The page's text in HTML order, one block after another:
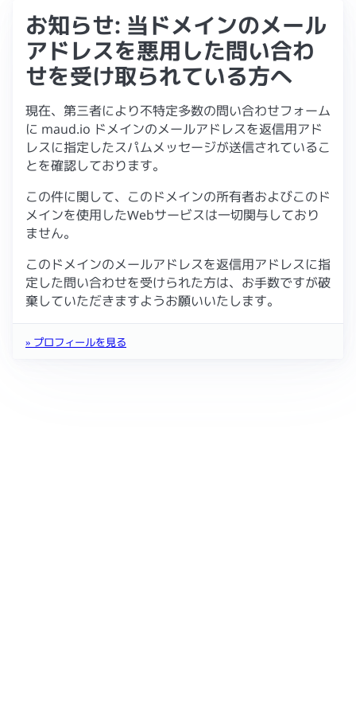
お知らせ: 当ドメインのメール
アドレスを悪用した問い合わ
せを受け取られている方へ
現在、第三者により不特定多数の問い合わせフォーム
に maud.io ドメインのメールアドレスを返信用アド
レスに指定したスパムメッセージが送信されているこ
とを確認しております。
この件に関して、このドメインの所有者およびこのド
メインを使用したWebサービスは一切関与しており
ません。
このドメインのメールアドレスを返信用アドレスに指
定した問い合わせを受けられた方は、お手数ですが破
棄していただきますようお願いいたします。
» プロフィールを見る